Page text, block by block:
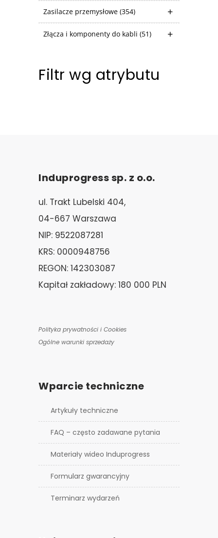
Zasilacze przemysłowe (354)
Złącza i komponenty do kabli (51)
Filtr wg atrybutu
Induprogress sp. z o.o.
ul. Trakt Lubelski 404,
04-667 Warszawa
NIP: 9522087281
KRS: 0000948756
REGON: 142303087
Kapitał zakładowy: 180 000 PLN
Polityka prywatności i Cookies
Ogólne warunki sprzedaży
Wparcie techniczne
Artykuły techniczne
FAQ – często zadawane pytania
Materiały wideo Induprogress
Formularz gwarancyjny
Terminarz wydarzeń